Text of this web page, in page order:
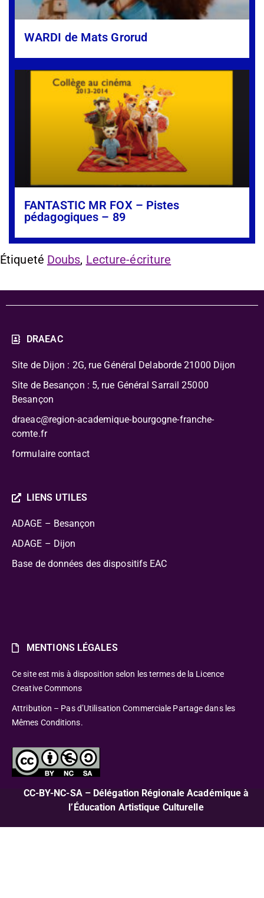
WARDI de Mats Grorud
FANTASTIC MR FOX – Pistes
pédagogiques – 89
Étiqueté Doubs, Lecture-écriture
DRAEAC
Site de Dijon : 2G, rue Général Delaborde 21000 Dijon
Site de Besançon : 5, rue Général Sarrail 25000
Besançon
draeac@region-academique-bourgogne-franche-
comte.fr
formulaire contact
LIENS UTILES
ADAGE – Besançon
ADAGE – Dijon
Base de données des dispositifs EAC
MENTIONS LÉGALES
Ce site est mis à disposition selon les termes de la Licence
Creative Commons
Attribution – Pas d’Utilisation Commerciale Partage dans les
Mêmes Conditions.
CC-BY-NC-SA – Délégation Régionale Académique à
l’Éducation Artistique Culturelle